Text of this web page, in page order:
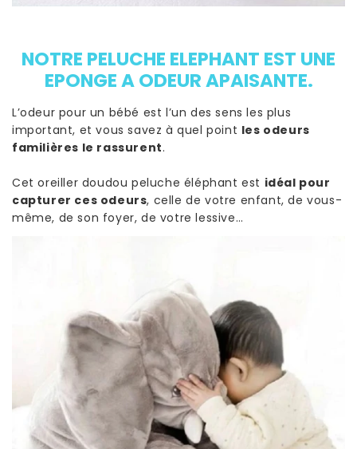
NOTRE PELUCHE ELEPHANT EST UNE
EPONGE A ODEUR APAISANTE.
L’odeur pour un bébé est l’un des sens les plus
important, et vous savez à quel point les odeurs
familières le rassurent.
Cet oreiller doudou peluche éléphant est idéal pour
capturer ces odeurs, celle de votre enfant, de vous-
même, de son foyer, de votre lessive…